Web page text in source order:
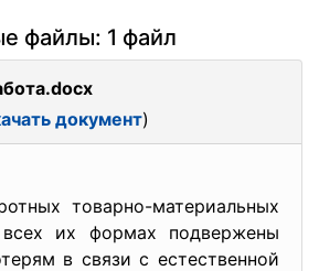
файлы: 1 файл
документ)
товарно-материальных
их формах подвержены
в связи с естественной